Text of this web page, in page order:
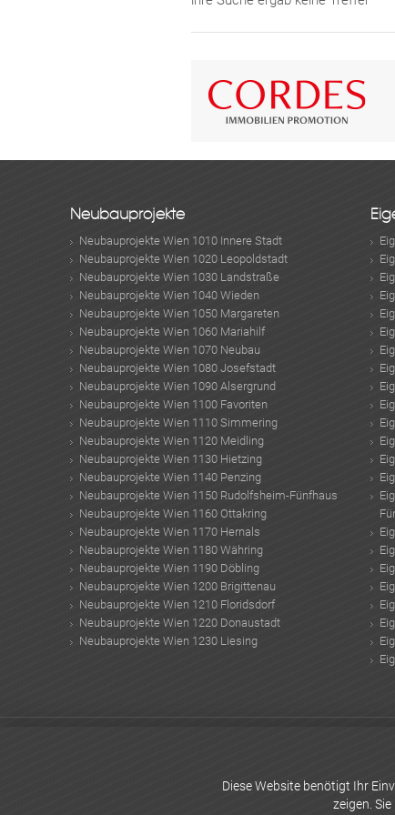
Neubauprojekte
Neubauprojekte Wien 1010 Innere Stadt
Neubauprojekte Wien 1020 Leopoldstadt
Neubauprojekte Wien 1030 Landstraße
Neubauprojekte Wien 1040 Wieden
Neubauprojekte Wien 1050 Margareten
Neubauprojekte Wien 1060 Mariahilf
Neubauprojekte Wien 1070 Neubau
Neubauprojekte Wien 1080 Josefstadt
Neubauprojekte Wien 1090 Alsergrund
Neubauprojekte Wien 1100 Favoriten
Neubauprojekte Wien 1110 Simmering
Neubauprojekte Wien 1120 Meidling
Neubauprojekte Wien 1130 Hietzing
Neubauprojekte Wien 1140 Penzing
Neubauprojekte Wien 1150 Rudolfsheim-Fünfhaus
Neubauprojekte Wien 1160 Ottakring
Neubauprojekte Wien 1170 Hernals
Neubauprojekte Wien 1180 Währing
Neubauprojekte Wien 1190 Döbling
Neubauprojekte Wien 1200 Brigittenau
Neubauprojekte Wien 1210 Floridsdorf
Neubauprojekte Wien 1220 Donaustadt
Neubauprojekte Wien 1230 Liesing
Solarlampen Obi Mosaikfliesen
Diese Website benötigt Ihr
zeigen.